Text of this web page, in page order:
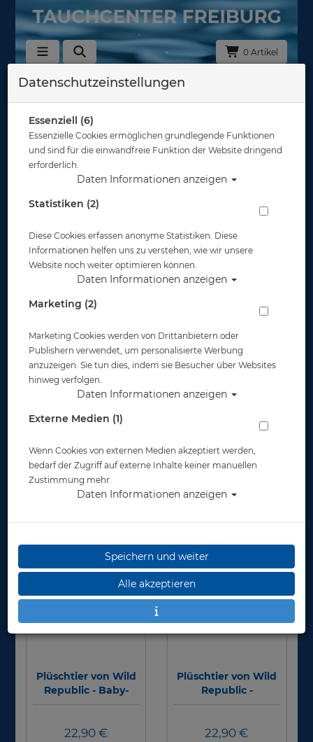
0 Artikel
Plüschtiere
Hersteller
Auswahl löschen
Sortierung :
Plüschtier von Wild
Meeresschildkröte -
69,90 €
Plüschtier von Wild
Adlerrochen - 30cm
22,90 €
Plüschtier von Wild
Republic - Baby-
Robbe - 30cm
22,90 €
Plüschtier von Wild
Republic -
Belugawal - 30 cm
22,90 €
Datenschutzeinstellungen
Essenziell (6)
Essenzielle Cookies ermöglichen grundlegende Funktionen
und sind für die einwandfreie Funktion der Website dringend
erforderlich.
Daten Informationen anzeigen
Statistiken (2)
Diese Cookies erfassen anonyme Statistiken. Diese
Informationen helfen uns zu verstehen, wie wir unsere
Website noch weiter optimieren können.
Daten Informationen anzeigen
Marketing (2)
Marketing Cookies werden von Drittanbietern oder
Publishern verwendet, um personalisierte Werbung
anzuzeigen. Sie tun dies, indem sie Besucher über Websites
hinweg verfolgen.
Daten Informationen anzeigen
Externe Medien (1)
Wenn Cookies von externen Medien akzeptiert werden,
bedarf der Zugriff auf externe Inhalte keiner manuellen
Zustimmung mehr.
Daten Informationen anzeigen
Speichern und weiter
Alle akzeptieren